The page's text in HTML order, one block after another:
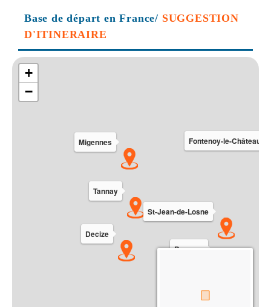
Base de départ en France/ SUGGESTION
D'ITINERAIRE